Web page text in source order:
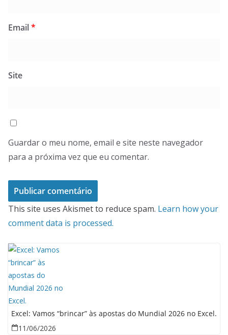
Email*
Site
Guardar o meu nome, email e site neste navegador
para a próxima vez que eu comentar.
This site uses Akismet to reduce spam. Learn how your
comment data is processed.
Excel: Vamos “brincar” às apostas do Mundial 2026 no Excel.
11/06/2026